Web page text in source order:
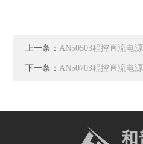
上一条： AN50503程控直流电源
下一条： AN50703程控直流电源